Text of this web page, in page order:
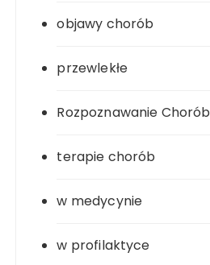
objawy chorób
przewlekłe
Rozpoznawanie Chorób
terapie chorób
w medycynie
w profilaktyce